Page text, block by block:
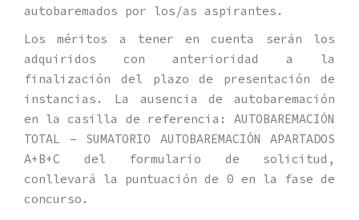
autobaremados por los/as aspirantes.
Los méritos a tener en cuenta serán los
adquiridos con anterioridad a la
finalización del plazo de presentación de
instancias. La ausencia de autobaremación
en la casilla de referencia: AUTOBAREMACIÓN
TOTAL – SUMATORIO AUTOBAREMACIÓN APARTADOS
A+B+C del formulario de solicitud,
conllevará la puntuación de 0 en la fase de
concurso.